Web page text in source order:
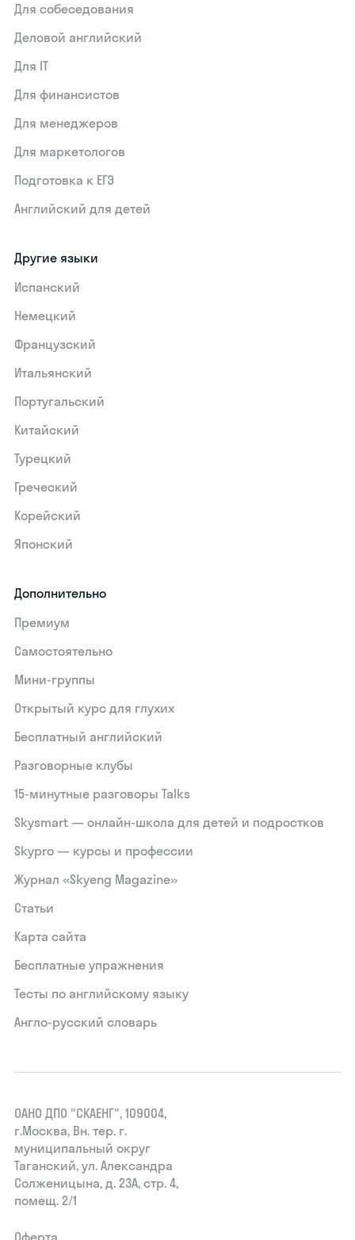
Для собеседования
Деловой английский
Для IT
Для финансистов
Для менеджеров
Для маркетологов
Подготовка к ЕГЭ
Английский для детей
Другие языки
Испанский
Немецкий
Французский
Итальянский
Португальский
Китайский
Турецкий
Греческий
Корейский
Японский
Дополнительно
Премиум
Самостоятельно
Мини-группы
Открытый курс для глухих
Бесплатный английский
Разговорные клубы
15‑минутные разговоры Talks
Skysmart — онлайн-школа для детей и подростков
Skypro — курсы и профессии
Журнал «Skyeng Magazine»
Статьи
Карта сайта
Бесплатные упражнения
Тесты по английскому языку
Англо-русский словарь
ОАНО ДПО "СКАЕНГ", 109004,
г.Москва, Вн. тер. г.
муниципальный округ
Таганский, ул. Александра
Солженицына, д. 23А, стр. 4,
помещ. 2/1
Оферта